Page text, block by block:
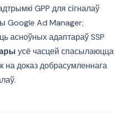
GPP для сігналаў
Google Ad Manager;
асноўных адаптараў SSP
усё часцей спасылаюцца
на доказ добрасумленнага